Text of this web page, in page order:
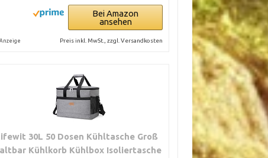
Bei Amazon
ansehen
Anzeige Preis inkl. MwSt., zzgl. Versandkosten
30L 50 Dosen Kühltasche Groß
Kühlkorb Kühlbox Isoliertasche